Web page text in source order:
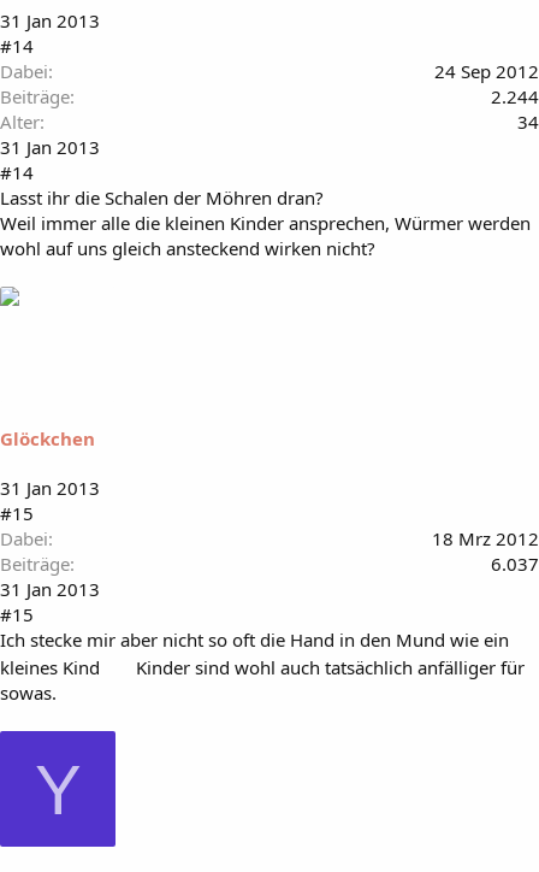
31 Jan 2013
#14
Dabei
24 Sep 2012
Beiträge
2.244
Alter
34
31 Jan 2013
#14
Lasst ihr die Schalen der Möhren dran?
Weil immer alle die kleinen Kinder ansprechen, Würmer werden
wohl auf uns gleich ansteckend wirken nicht?
Glöckchen
31 Jan 2013
#15
Dabei
18 Mrz 2012
Beiträge
6.037
31 Jan 2013
#15
Ich stecke mir aber nicht so oft die Hand in den Mund wie ein
kleines Kind
Kinder sind wohl auch tatsächlich anfälliger für
sowas.
Y